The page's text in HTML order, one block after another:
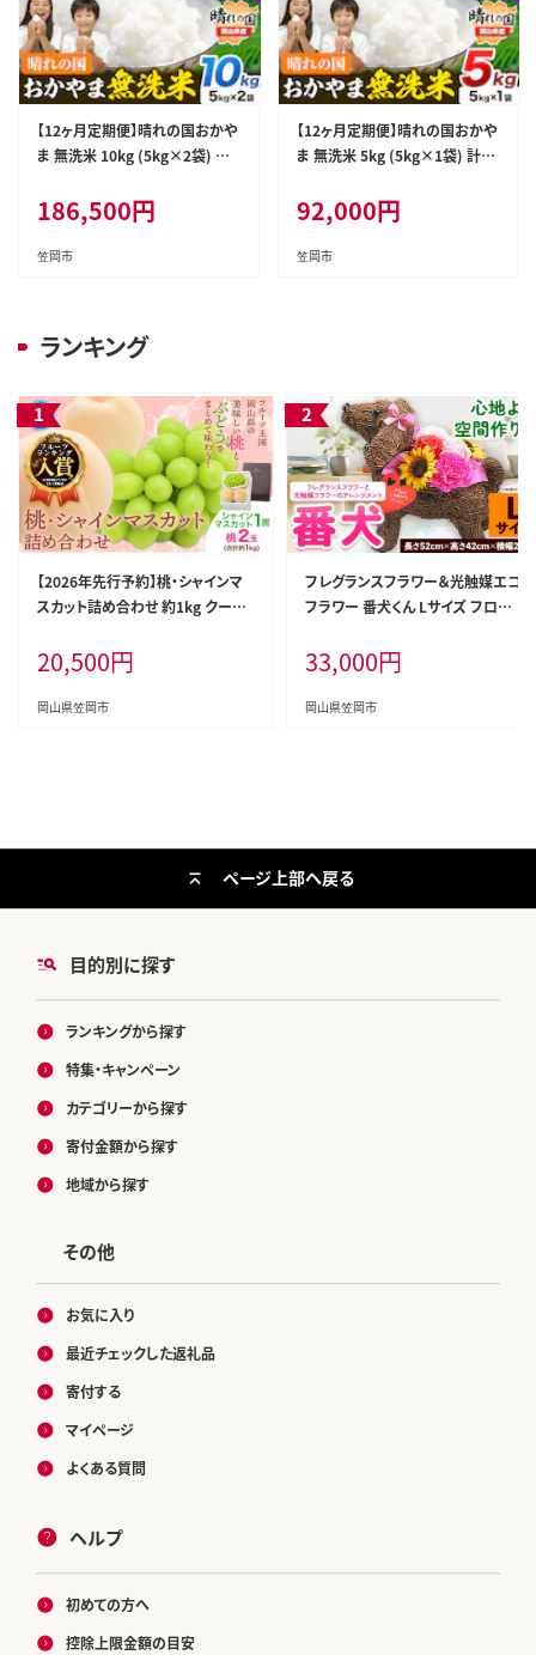
【12ヶ月定期便】晴れの国おかや
ま 無洗米 10kg (5kg×2袋) 計1
発送》 岡山県 笠岡市 無洗米 岡
山県産 米 送料無料 国産 ブレン
ド米 ---kasaoka_zsytei_389_
186,500円
笠岡市
【12ヶ月定期便】晴れの国おかや
ま 無洗米 5kg (5kg×1袋) 計12
発送》 岡山県 笠岡市 無洗米 岡
山県産 米 送料無料 国産 ブレン
ド米 ---kasaoka_zsytei_393_
92,000円
笠岡市
ランキング
【2026年先行予約】桃・シャインマ
スカット詰め合わせ 約1kg クール
うシャインマスカット マスカット フ
ルーツ セット 先行予約 晴れの国
おかやま館 《2026年8月下旬‐9月
20,500円
岡山県笠岡市
フレグランスフラワー＆光触媒エコ
フラワー 番犬くん Lサイズ フロー
日祝除く)》岡山県 笠岡市 送料無料
母の日 プレゼント アレンジフラワ
ー 枯れない---C-37---
33,000円
岡山県笠岡市
目的別に探す
ランキングから探す
特集・キャンペーン
カテゴリーから探す
寄付金額から探す
地域から探す
その他
お気に入り
最近チェックした返礼品
寄付する
マイページ
よくある質問
ヘルプ
初めての方へ
控除上限金額の目安
ページ上部へ戻る